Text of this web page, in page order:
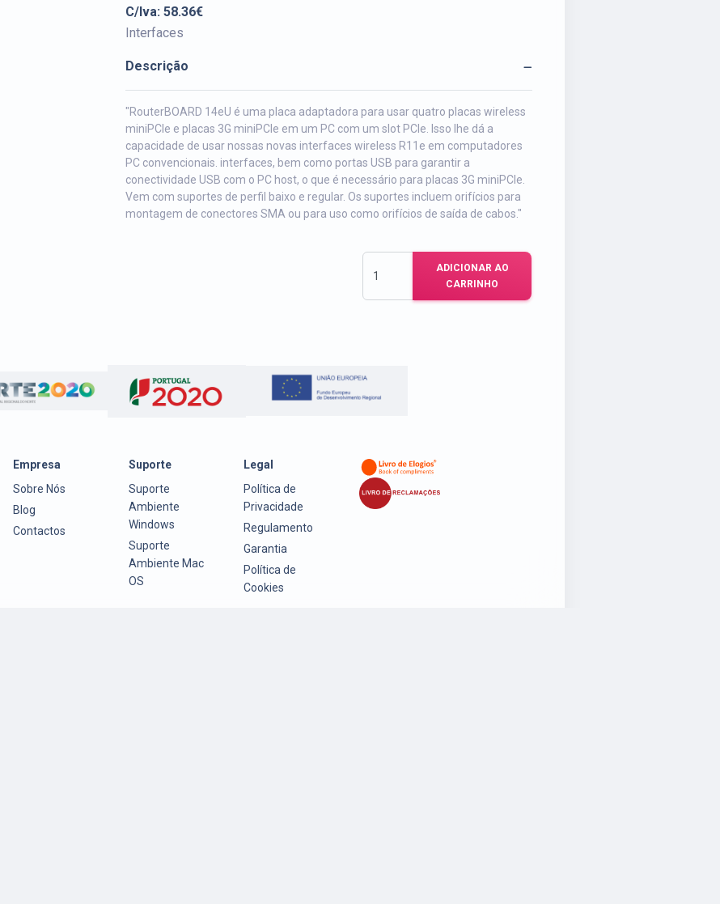
C/Iva: 58.36€
Interfaces
Descrição
"RouterBOARD 14eU é uma placa adaptadora para usar quatro placas wireless
miniPCIe e placas 3G miniPCIe em um PC com um slot PCIe. Isso lhe dá a
capacidade de usar nossas novas interfaces wireless R11e em computadores
PC convencionais. interfaces, bem como portas USB para garantir a
conectividade USB com o PC host, o que é necessário para placas 3G miniPCIe.
Vem com suportes de perfil baixo e regular. Os suportes incluem orifícios para
montagem de conectores SMA ou para uso como orifícios de saída de cabos."
ADICIONAR AO
CARRINHO
Empresa
Sobre Nós
Blog
Contactos
Suporte
Suporte
Ambiente
Windows
Suporte
Ambiente Mac
OS
Legal
Política de
Privacidade
Regulamento
Garantia
Política de
Cookies